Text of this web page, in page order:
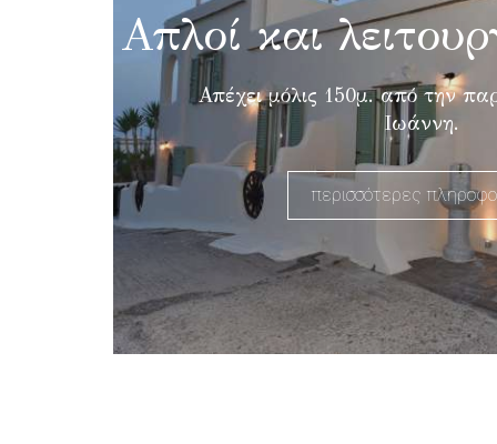
Απλοί και
Απέχει μόλις 150μ. από την
Ιωάννη.
περισσότερες